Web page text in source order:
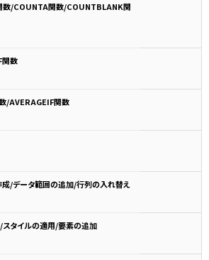
数/COUNTA関数/COUNTBLANK関
数
/AVERAGEIF関数
成/データ範囲の追加/行列の入れ替え
/スタイルの適用/要素の追加